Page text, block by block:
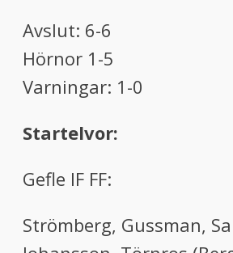
Avslut: 6-6
Hörnor 1-5
Varningar: 1-0
Startelvor:
Gefle IF FF:
Strömberg, Gussman,